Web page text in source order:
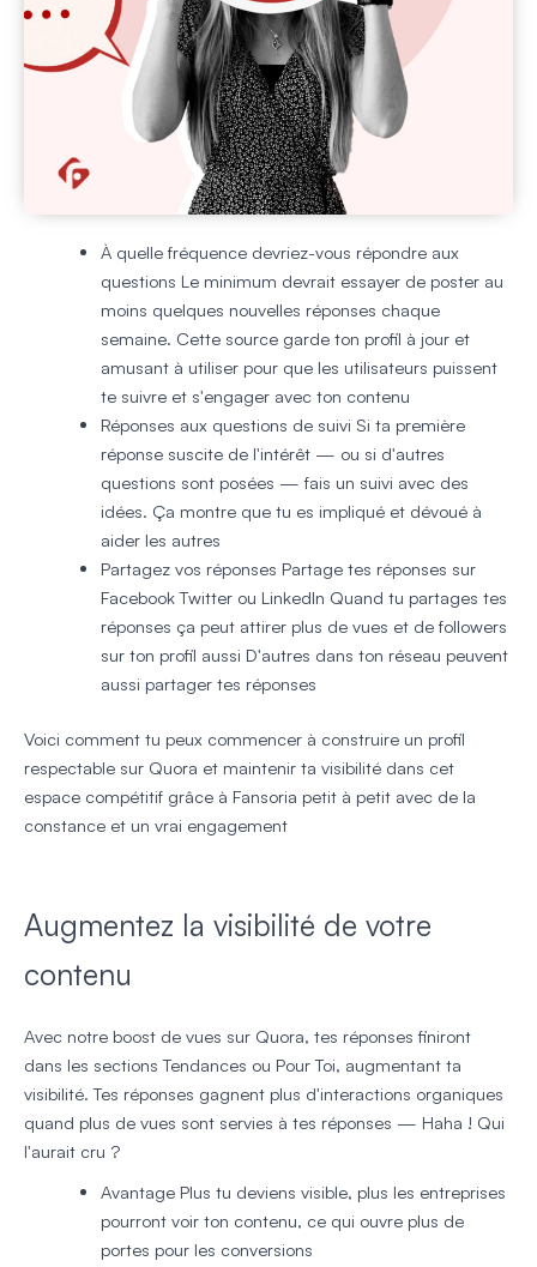
À quelle fréquence devriez-vous répondre aux
questions Le minimum devrait essayer de poster au
moins quelques nouvelles réponses chaque
semaine. Cette source garde ton profil à jour et
amusant à utiliser pour que les utilisateurs puissent
te suivre et s'engager avec ton contenu
Réponses aux questions de suivi Si ta première
réponse suscite de l'intérêt — ou si d'autres
questions sont posées — fais un suivi avec des
idées. Ça montre que tu es impliqué et dévoué à
aider les autres
Partagez vos réponses Partage tes réponses sur
Facebook Twitter ou LinkedIn Quand tu partages tes
réponses ça peut attirer plus de vues et de followers
sur ton profil aussi D'autres dans ton réseau peuvent
aussi partager tes réponses
Voici comment tu peux commencer à construire un profil
respectable sur Quora et maintenir ta visibilité dans cet
espace compétitif grâce à Fansoria petit à petit avec de la
constance et un vrai engagement
Augmentez la visibilité de votre
contenu
Avec notre boost de vues sur Quora, tes réponses finiront
dans les sections Tendances ou Pour Toi, augmentant ta
visibilité. Tes réponses gagnent plus d'interactions organiques
quand plus de vues sont servies à tes réponses — Haha ! Qui
l'aurait cru ?
AvantagePlus tu deviens visible, plus les entreprises
pourront voir ton contenu, ce qui ouvre plus de
portes pour les conversions